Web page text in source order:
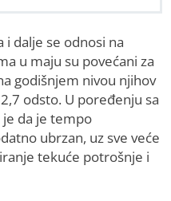
i dalje se odnosi na
u maju su povećani za
godišnjem nivou njihov
odsto. U poređenju sa
da je tempo
ubrzan, uz sve veće
tekuće potrošnje i